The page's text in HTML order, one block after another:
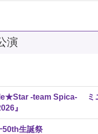
演
-team Spica- ミ
』
50th生誕祭